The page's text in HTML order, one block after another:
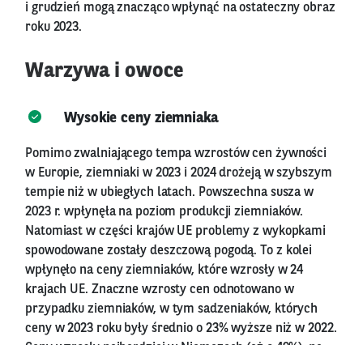
i grudzień mogą znacząco wpłynąć na ostateczny obraz
roku 2023.
Warzywa i owoce
Wysokie ceny ziemniaka
Pomimo zwalniającego tempa wzrostów cen żywności
w Europie, ziemniaki w 2023 i 2024 drożeją w szybszym
tempie niż w ubiegłych latach. Powszechna susza w
2023 r. wpłynęła na poziom produkcji ziemniaków.
Natomiast w części krajów UE problemy z wykopkami
spowodowane zostały deszczową pogodą. To z kolei
wpłynęło na ceny ziemniaków, które wzrosły w 24
krajach UE. Znaczne wzrosty cen odnotowano w
przypadku ziemniaków, w tym sadzeniaków, których
ceny w 2023 roku były średnio o 23% wyższe niż w 2022.